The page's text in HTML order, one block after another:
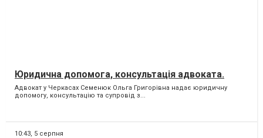
Юридична допомога, консультація адвоката.
Адвокат у Черкасах Семенюк Ольга Григорівна надає юридичну
допомогу, консультацію та супровід з...
10:43, 5 серпня